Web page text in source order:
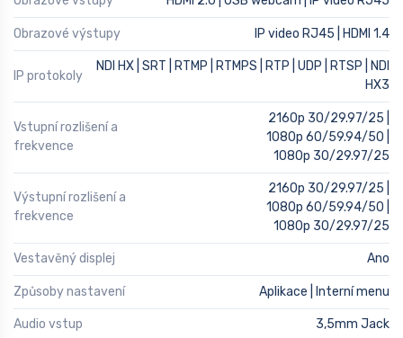
Obrazové výstupy IP video RJ45 | HDMI 1.4
IP protokoly
NDI HX | SRT | RTMP | RTMPS | RTP | UDP | RTSP | NDI
HX3
Vstupní rozlišení a
frekvence
2160p 30/29.97/25 |
1080p 60/59.94/50 |
1080p 30/29.97/25
Výstupní rozlišení a
frekvence
2160p 30/29.97/25 |
1080p 60/59.94/50 |
1080p 30/29.97/25
Vestavěný displej Ano
Způsoby nastavení Aplikace | Interní menu
Audio vstup 3,5mm Jack